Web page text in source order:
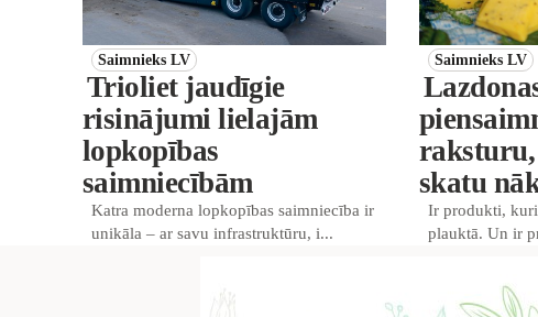
Saimnieks LV
Trioliet jaudīgie
risinājumi lielajām
lopkopības
saimniecībām
Katra moderna lopkopības saimniecība ir
unikāla – ar savu infrastruktūru, i...
Saimnieks LV
skatu
Ir produkti,
plauktā. Un ir